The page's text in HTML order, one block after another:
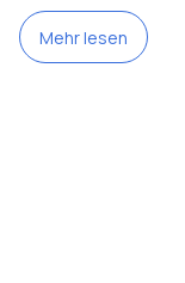
Mehr lesen